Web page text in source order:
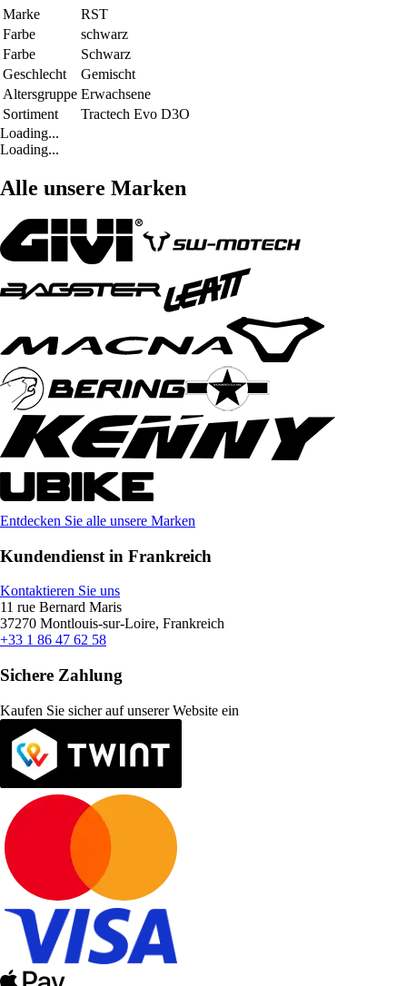
Marke
RST
Farbe
schwarz
Farbe
Schwarz
Geschlecht
Gemischt
Altersgruppe Erwachsene
Sortiment
Tractech Evo D3O
Loading...
Loading...
Alle unsere Marken
Entdecken Sie alle unsere Marken
Kundendienst in Frankreich
Kontaktieren Sie uns
11 rue Bernard Maris
37270 Montlouis-sur-Loire, Frankreich
+33 1 86 47 62 58
Sichere Zahlung
Kaufen Sie sicher auf unserer Website ein